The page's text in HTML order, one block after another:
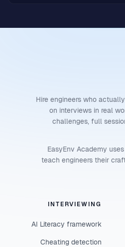
Hire engineers who
on interviews in real
challenges, full
EasyEnv Academy
teach engineers their
INTERVIEWING
AI Literacy framework
Cheating detection